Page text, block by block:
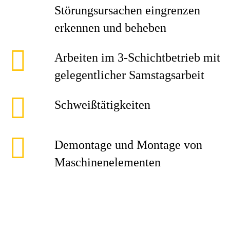
Störungsursachen eingrenzen
erkennen und beheben
Arbeiten im 3-Schichtbetrieb mit
gelegentlicher Samstagsarbeit
Schweißtätigkeiten
Demontage und Montage von
Maschinenelementen